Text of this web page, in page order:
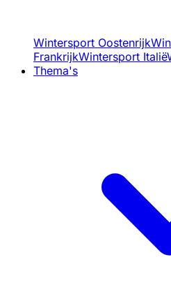
Wintersport Oostenrijk
FrankrijkWintersport Italië
Thema's